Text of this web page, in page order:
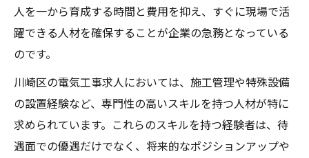
人を一から育成する時間と費用を抑え、すぐに現場で活
躍できる人材を確保することが企業の急務となっている
のです。
川崎区の電気工事求人においては、施工管理や特殊設備
の設置経験など、専門性の高いスキルを持つ人材が特に
求められています。これらのスキルを持つ経験者は、待
遇面での優遇だけでなく、将来的なポジションアップや